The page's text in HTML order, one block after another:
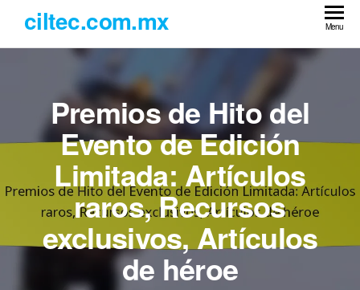
the
ciltec.com.mx Menu
Premios de Hito del
Evento de Edición
Limitada: Artículos
raros, Recursos
exclusivos, Artículos
de héroe